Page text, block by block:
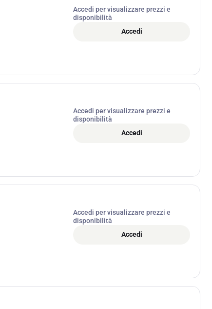
Accedi per visualizzare prezzi e
disponibilità
Accedi
Accedi per visualizzare prezzi e
disponibilità
Accedi
Accedi per visualizzare prezzi e
disponibilità
Accedi